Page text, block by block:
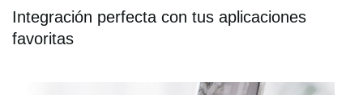
Integración perfecta con tus aplicaciones
favoritas